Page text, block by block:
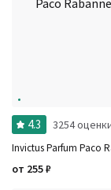
4.3 3254
Invictus Parfum Paco
от 255₽